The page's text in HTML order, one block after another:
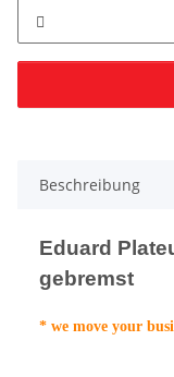
Beschreibung
Eduard
gebremst
* we move your